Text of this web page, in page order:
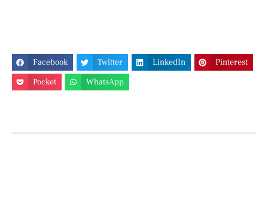
Facebook Twitter LinkedIn
Pinterest
Pocket
WhatsApp